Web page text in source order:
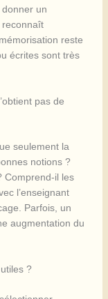
un
reconnaît
reste
écrites sont très
pas de
seulement la
notions ?
Comprend-il les
l’enseignant
Parfois, un
augmentation du
?